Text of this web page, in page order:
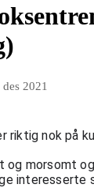
des 2021
riktig nok på
og morsomt
interesserte